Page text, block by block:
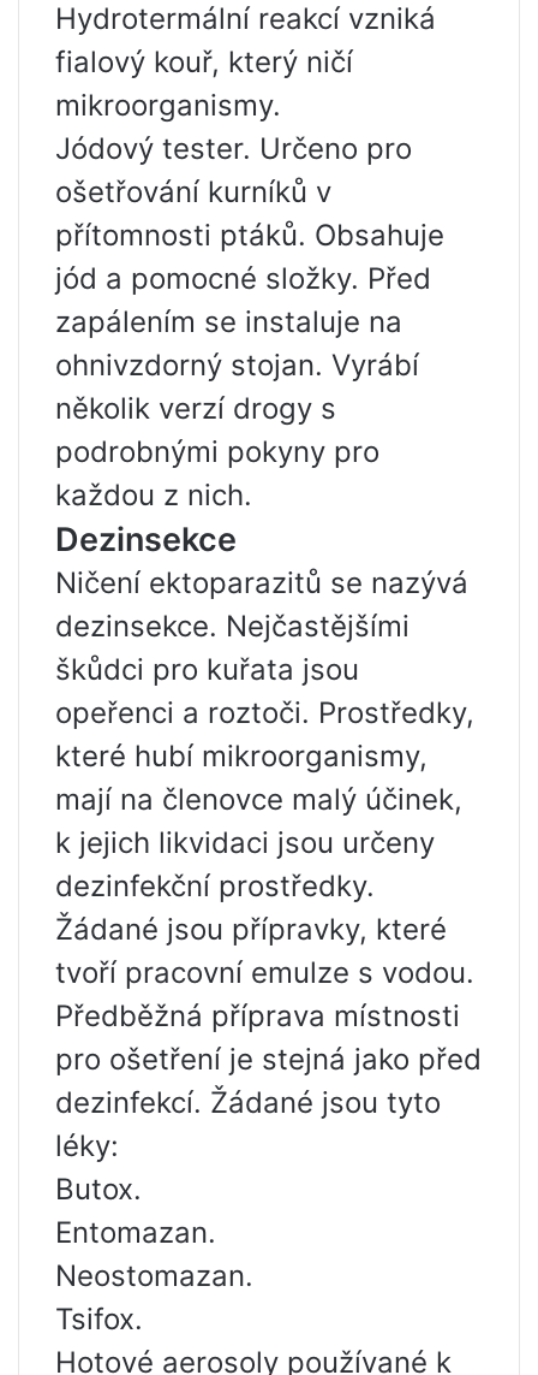
Hydrotermální reakcí vzniká
fialový kouř, který ničí
mikroorganismy.
Jódový tester. Určeno pro
ošetřování kurníků v
přítomnosti ptáků. Obsahuje
jód a pomocné složky. Před
zapálením se instaluje na
ohnivzdorný stojan. Vyrábí
několik verzí drogy s
podrobnými pokyny pro
každou z nich.
Dezinsekce
Ničení ektoparazitů se nazývá
dezinsekce. Nejčastějšími
škůdci pro kuřata jsou
opeřenci a roztoči. Prostředky,
které hubí mikroorganismy,
mají na členovce malý účinek,
k jejich likvidaci jsou určeny
dezinfekční prostředky.
Žádané jsou přípravky, které
tvoří pracovní emulze s vodou.
Předběžná příprava místnosti
pro ošetření je stejná jako před
dezinfekcí. Žádané jsou tyto
léky:
Butox.
Entomazan.
Neostomazan.
Tsifox.
Hotové aerosoly používané k